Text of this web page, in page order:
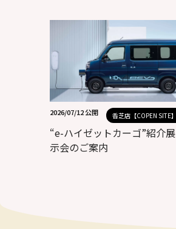
2026/07/12 公開 香芝店【COPEN SITE】
“e-ハイゼットカーゴ”紹介展
示会のご案内